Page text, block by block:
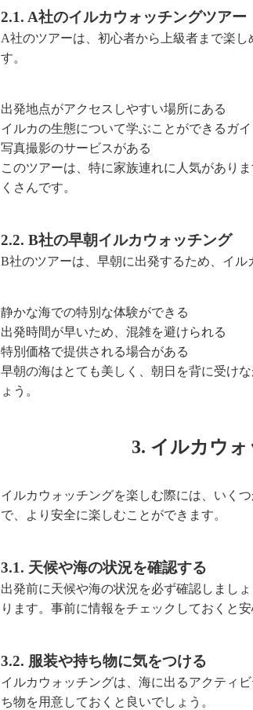
2.1. A社のイルカウォッチングツアー
A社のツアーは、初心者から上級者まで楽
す。
出発地点がアクセスしやすい場所にある
イルカの生態について学ぶことができるガイ
写真撮影のサービスがある
このツアーは、特に家族連れに人気があり
くさんです。
2.2. B社の早朝イルカウォッチング
B社のツアーは、早朝に出発するため、イル
静かな海での特別な体験ができる
出発時間が早いため、混雑を避けられる
特別価格で提供される場合がある
早朝の海はとても美しく、朝日を背に受け
ょう。
3. イルカウ
イルカウォッチングを楽しむ際には、いく
で、より安全に楽しむことができます。
3.1. 天候や海の状況を確認する
出発前に天候や海の状況を必ず確認しまし
ります。事前に情報をチェックしておくと安
3.2. 服装や持ち物に気をつける
イルカウォッチングは、海に出るアクティ
ち物を用意しておくと良いでしょう。